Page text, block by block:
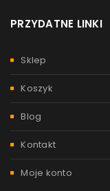
PRZYDATNE LINKI
Sklep
Koszyk
Blog
Kontakt
Moje konto